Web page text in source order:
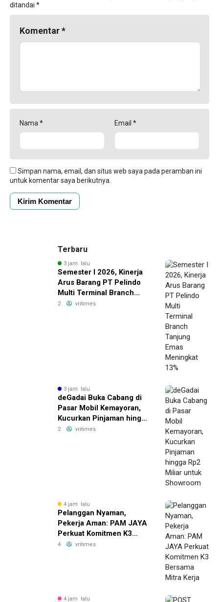
ditandai *
Komentar*
Nama * Email *
Simpan nama, email, dan situs web saya pada peramban ini
untuk komentar saya berikutnya.
Terbaru
3 jam lalu
Semester I 2026, Kinerja
Arus Barang PT Pelindo
Multi Terminal Branch
Tanjung Emas Meningkat
2 vritimes
3 jam lalu
deGadai Buka Cabang di
Pasar Mobil Kemayoran,
Kucurkan Pinjaman hingga
Rp2 Miliar untuk
2 vritimes
4 jam lalu
Pelanggan Nyaman,
Pekerja Aman: PAM JAYA
Perkuat Komitmen K3
Bersama Mitra Kerja
4 vritimes
4 jam lalu